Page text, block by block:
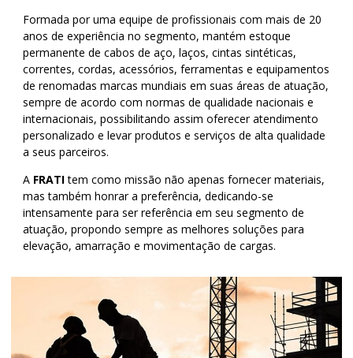
Formada por uma equipe de profissionais com mais de 20
anos de experiência no segmento, mantém estoque
permanente de cabos de aço, laços, cintas sintéticas,
correntes, cordas, acessórios, ferramentas e equipamentos
de renomadas marcas mundiais em suas áreas de atuação,
sempre de acordo com normas de qualidade nacionais e
internacionais, possibilitando assim oferecer atendimento
personalizado e levar produtos e serviços de alta qualidade
a seus parceiros.
A FRATItem como missão não apenas fornecer materiais,
mas também honrar a preferência, dedicando-se
intensamente para ser referência em seu segmento de
atuação, propondo sempre as melhores soluções para
elevação, amarração e movimentação de cargas.